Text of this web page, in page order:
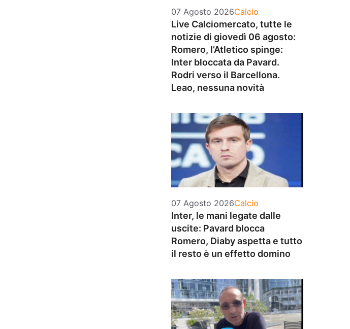
07 Agosto 2026Categorie
Calcio
Live Calciomercato, tutte le
notizie di giovedì 06 agosto:
Romero, l’Atletico spinge:
Inter bloccata da Pavard.
Rodri verso il Barcellona.
Leao, nessuna novità
07 Agosto 2026Categorie
Calcio
Inter, le mani legate dalle
uscite: Pavard blocca
Romero, Diaby aspetta e tutto
il resto è un effetto domino